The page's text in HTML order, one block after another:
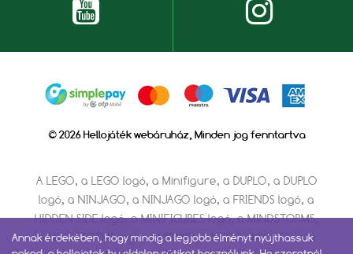
© 2026 Hellojáték webáruház, Minden jog fenntartva
A LEGO, a LEGO logó, a Minifigure, a DUPLO, a DUPLO
logó, a NINJAGO, a NINJAGO logó, a FRIENDS logó, a
HIDDEN SIDE logó, a MINIFIGURES logó, a MINDSTORMS,
a MINDSTORMS logó, a VIDIYO, a NEXO KNIGHTS és a
Annak érdekében, hogy mindig a legjobb élményt nyújthassuk